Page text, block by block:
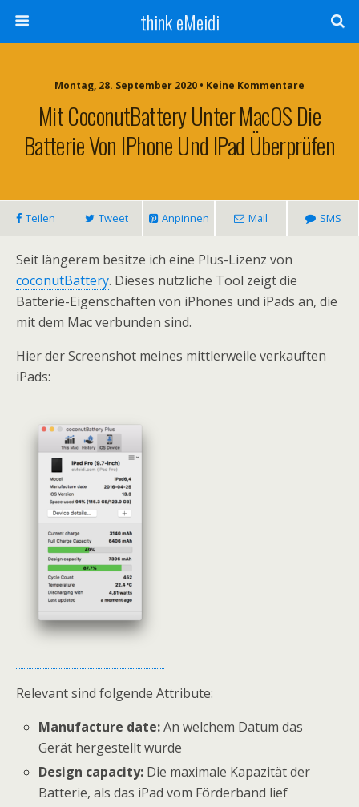
think eMeidi
Montag, 28. September 2020 • Keine Kommentare
Mit CoconutBattery Unter MacOS Die
Batterie Von IPhone Und IPad Überprüfen
Teilen Tweet Anpinnen Mail SMS
Seit längerem besitze ich eine Plus-Lizenz von
coconutBattery. Dieses nützliche Tool zeigt die
Batterie-Eigenschaften von iPhones und iPads an, die
mit dem Mac verbunden sind.
Hier der Screenshot meines mittlerweile verkauften
iPads:
Relevant sind folgende Attribute:
Manufacture date:An welchem Datum das
Gerät hergestellt wurde
Design capacity: Die maximale Kapazität der
Batterie, als das iPad vom Förderband lief